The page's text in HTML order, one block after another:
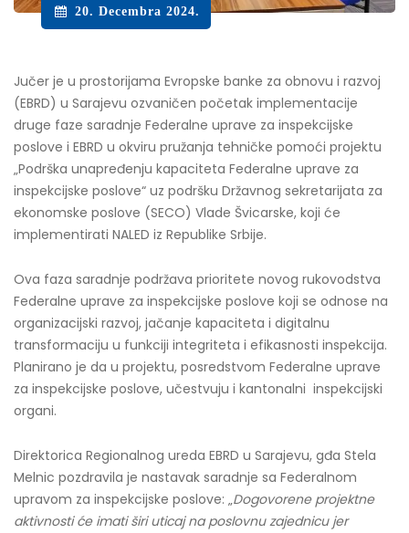
20. Decembra 2024.
Jučer je u prostorijama Evropske banke za obnovu i razvoj
(EBRD) u Sarajevu ozvaničen početak implementacije
druge faze saradnje Federalne uprave za inspekcijske
poslove i EBRD u okviru pružanja tehničke pomoći projektu
„Podrška unapređenju kapaciteta Federalne uprave za
inspekcijske poslove“ uz podršku Državnog sekretarijata za
ekonomske poslove (SECO) Vlade Švicarske, koji će
implementirati NALED iz Republike Srbije.
Ova faza saradnje podržava prioritete novog rukovodstva
Federalne uprave za inspekcijske poslove koji se odnose na
organizacijski razvoj, jačanje kapaciteta i digitalnu
transformaciju u funkciji integriteta i efikasnosti inspekcija.
Planirano je da u projektu, posredstvom Federalne uprave
za inspekcijske poslove, učestvuju i kantonalni inspekcijski
organi.
Direktorica Regionalnog ureda EBRD u Sarajevu, gđa Stela
Melnic pozdravila je nastavak saradnje sa Federalnom
upravom za inspekcijske poslove: „Dogovorene projektne
aktivnosti će imati širi uticaj na poslovnu zajednicu jer